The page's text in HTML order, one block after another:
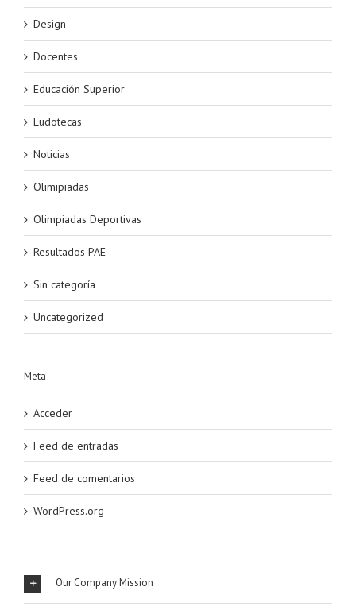
Design
Docentes
Educación Superior
Ludotecas
Noticias
Olimipiadas
Olimpiadas Deportivas
Resultados PAE
Sin categoría
Uncategorized
Meta
Acceder
Feed de entradas
Feed de comentarios
WordPress.org
Our Company Mission